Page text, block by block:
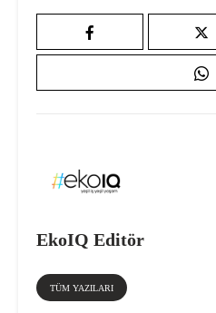
EkoIQ Editör
TÜM YAZILARI